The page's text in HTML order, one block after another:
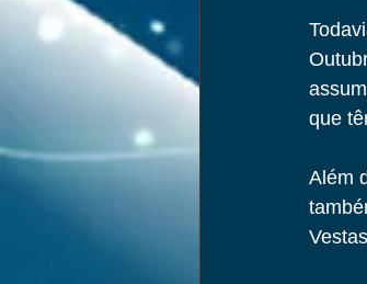
que
Além